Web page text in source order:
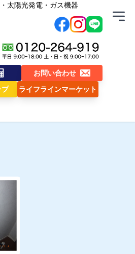
太陽光発電・ガス機器
お問い合わせ
ライフラインマーケット